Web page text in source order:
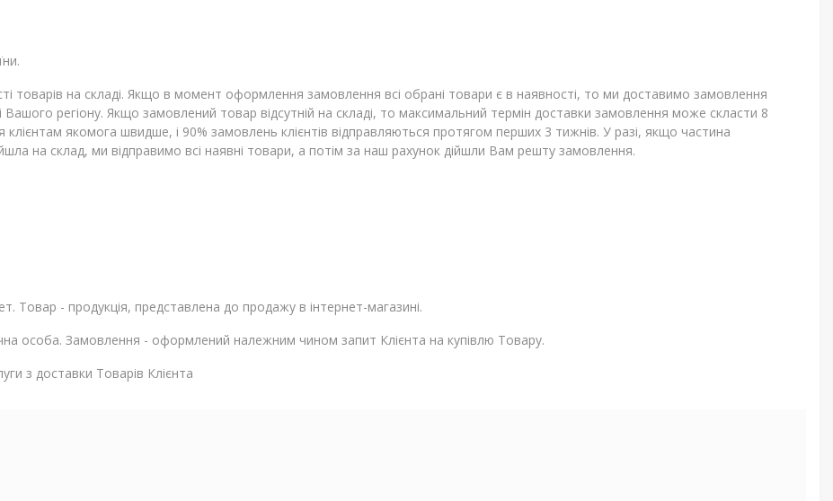
товарів на складі. Якщо в момент оформлення замовлення всі обрані товари є в наявності, то ми доставимо замовлення
Вашого регіону. Якщо замовлений товар відсутній на складі, то максимальний термін доставки замовлення може скласти 8
якомога швидше, і 90% замовлень клієнтів відправляються протягом перших 3 тижнів. У разі, якщо частина
на склад, ми відправимо всі наявні товари, а потім за наш рахунок дійшли Вам решту замовлення.
Товар - продукція, представлена ​​до продажу в інтернет-магазині.
особа. Замовлення - оформлений належним чином запит Клієнта на купівлю Товару.
з доставки Товарів Клієнта